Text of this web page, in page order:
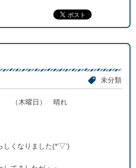
未分類
（木曜日） 晴れ
くなりました(*’▽’)